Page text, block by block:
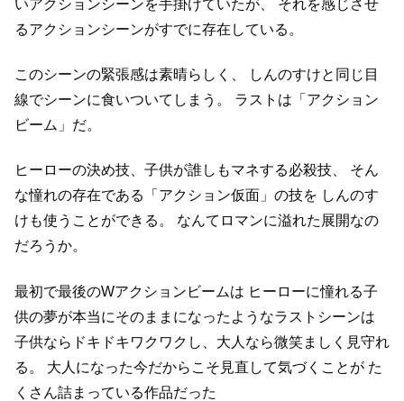
いアクションシーンを手掛けていたが、
それを感じさせ
るアクションシーンがすでに存在している。
このシーンの緊張感は素晴らしく、
しんのすけと同じ目
線でシーンに食いついてしまう。
ラストは「アクション
ビーム」だ。
ヒーローの決め技、子供が誰しもマネする必殺技、
そん
な憧れの存在である「アクション仮面」の技を しんのす
けも使うことができる。
なんてロマンに溢れた展開なの
だろうか。
最初で最後のWアクションビームは ヒーローに憧れる子
供の夢が本当にそのままになったようなラストシーンは
子供ならドキドキワクワクし、大人なら微笑ましく見守れ
る。
大人になった今だからこそ見直して気づくことが た
くさん詰まっている作品だった